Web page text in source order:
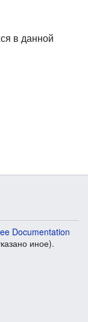
в данной
Documentation
иное).